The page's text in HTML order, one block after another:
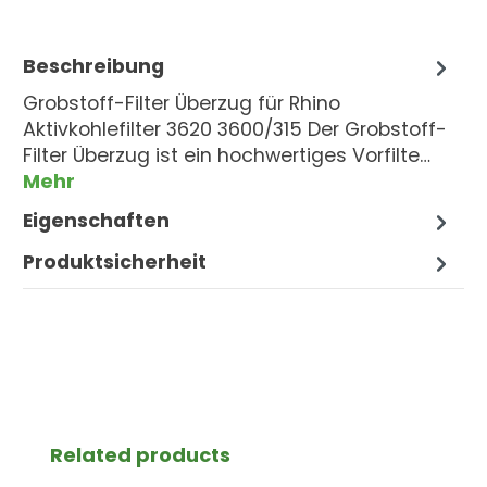
Beschreibung
Grobstoff-Filter Überzug für Rhino
Aktivkohlefilter 3620 3600/315 Der Grobstoff-
Filter Überzug ist ein hochwertiges Vorfilte…
Mehr
Eigenschaften
Produktsicherheit
Produktgalerie überspringen
Related products